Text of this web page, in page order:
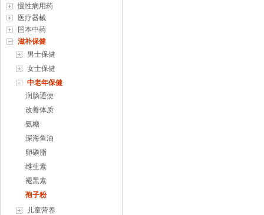
慢性病用药
医疗器械
国本中药
滋补保健
男士保健
女士保健
中老年保健
润肠通便
改善体质
氨糖
深海鱼油
卵磷脂
维生素
褪黑素
孢子粉
儿童营养